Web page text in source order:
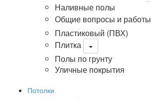
Наливные полы
Общие вопросы и работы
Пластиковый (ПВХ)
Плитка
Полы по грунту
Уличные покрытия
Потолки